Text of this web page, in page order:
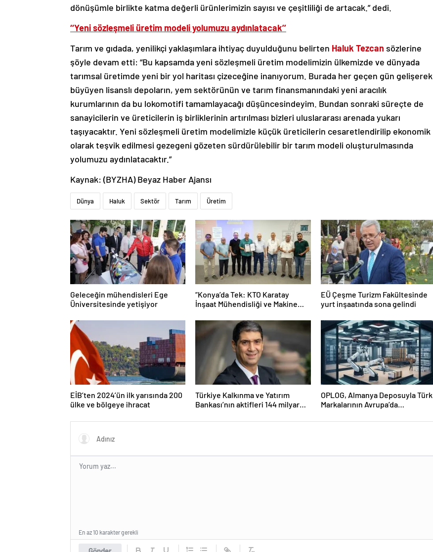
dönüşümle birlikte katma değerli ürünlerimizin sayısı ve çeşitliliği de artacak.” dedi.
‘‘Yeni sözleşmeli üretim modeli yolumuzu aydınlatacak’’
Tarım ve gıdada, yenilikçi yaklaşımlara ihtiyaç duyulduğunu belirten Haluk Tezcan sözlerine
şöyle devam etti: “Bu kapsamda yeni sözleşmeli üretim modelimizin ülkemizde ve dünyada
tarımsal üretimde yeni bir yol haritası çizeceğine inanıyorum. Burada her geçen gün gelişerek
büyüyen lisanslı depoların, yem sektörünün ve tarım finansmanındaki yeni aracılık
kurumlarının da bu lokomotifi tamamlayacağı düşüncesindeyim. Bundan sonraki süreçte de
sanayicilerin ve üreticilerin iş birliklerinin artırılması bizleri uluslararası arenada yukarı
taşıyacaktır. Yeni sözleşmeli üretim modelimizle küçük üreticilerin cesaretlendirilip ekonomik
olarak teşvik edilmesi gezegeni gözeten sürdürülebilir bir tarım modeli oluşturulmasında
yolumuzu aydınlatacaktır.”
Kaynak: (BYZHA) Beyaz Haber Ajansı
Dünya Haluk Sektör Tarım Üretim
Geleceğin mühendisleri Ege
Üniversitesinde yetişiyor
“Konya’da Tek: KTO Karatay
İnşaat Mühendisliği ve Makine
Tanınacak”
EÜ Çeşme Turizm Fakültesinde
yurt inşaatında sona gelindi
EİB’ten 2024’ün ilk yarısında 200
ülke ve bölgeye ihracat
Türkiye Kalkınma ve Yatırım
Bankası’nın aktifleri 144 milyar
OPLOG, Almanya Deposuyla Türk
Markalarının Avrupa’da
En az 10 karakter gerekli